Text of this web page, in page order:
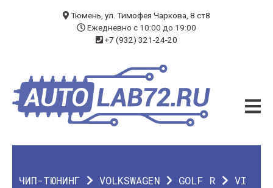
ЧИП-ТЮНИНГ
ДИАГНОСТИКА
Тюмень, ул. Тимофея Чаркова, 8 ст8
Ежедневно с 10:00 до 19:00
+7 (932) 321-24-20
ЧИП-ТЮНИНГ VOLKSWAGEN GOLF R
VI